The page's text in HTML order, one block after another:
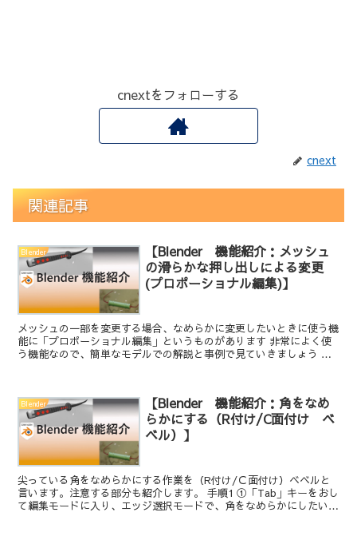
cnextをフォローする
cnext
関連記事
Blender
【Blender 機能紹介：メッシュ
の滑らかな押し出しによる変更
(プロポーショナル編集)】
メッシュの一部を変更する場合、なめらかに変更したいときに使う機
能に「プロポーショナル編集」というものがあります 非常によく使
う機能なので、簡単なモデルでの解説と事例で見ていきましょう 手
Blender
【Blender 機能紹介：角をなめ
らかにする（R付け/C面付け ベ
ベル）】
尖っている角をなめらかにする作業を（R付け/Ｃ面付け）ベベルと
言います。注意する部分も紹介します。 手順1 ①「Tab」キーをおし
て編集モードに入り、エッジ選択モードで、角をなめらかにしたいエ